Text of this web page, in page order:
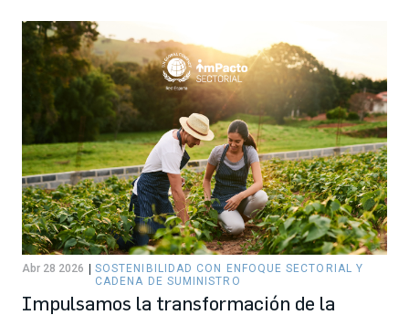
Abr 28 2026
SOSTENIBILIDAD CON ENFOQUE SECTORIAL Y
CADENA DE SUMINISTRO
Impulsamos la transformación de la